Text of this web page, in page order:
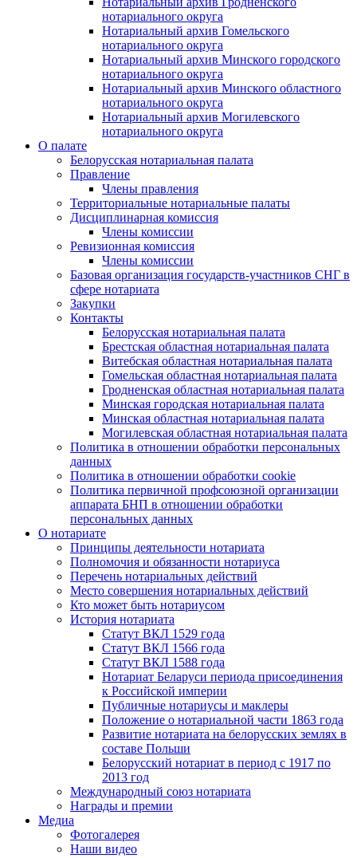
нотариального округа
Нотариальный архив Гомельского
нотариального округа
Нотариальный архив Минского городского
нотариального округа
Нотариальный архив Минского областного
нотариального округа
Нотариальный архив Могилевского
нотариального округа
О палате
Белорусская нотариальная палата
Правление
Члены правления
Территориальные нотариальные палаты
Дисциплинарная комиссия
Члены комиссии
Ревизионная комиссия
Члены комиссии
Базовая организация государств-участников СНГ в
сфере нотариата
Закупки
Контакты
Белорусская нотариальная палата
Брестская областная нотариальная палата
Витебская областная нотариальная палата
Гомельская областная нотариальная палата
Гродненская областная нотариальная палата
Минская городская нотариальная палата
Минская областная нотариальная палата
Могилевская областная нотариальная палата
Политика в отношении обработки персональных
данных
Политика в отношении обработки cookie
Политика первичной профсоюзной организации
аппарата БНП в отношении обработки
персональных данных
О нотариате
Принципы деятельности нотариата
Полномочия и обязанности нотариуса
Перечень нотариальных действий
Место совершения нотариальных действий
Кто может быть нотариусом
История нотариата
Статут ВКЛ 1529 года
Статут ВКЛ 1566 года
Статут ВКЛ 1588 года
Нотариат Беларуси периода присоединения
к Российской империи
Публичные нотариусы и маклеры
Положение о нотариальной части 1863 года
Развитие нотариата на белорусских землях в
составе Польши
Белорусский нотариат в период с 1917 по
2013 год
Международный союз нотариата
Награды и премии
Медиа
Фотогалерея
Наши видео